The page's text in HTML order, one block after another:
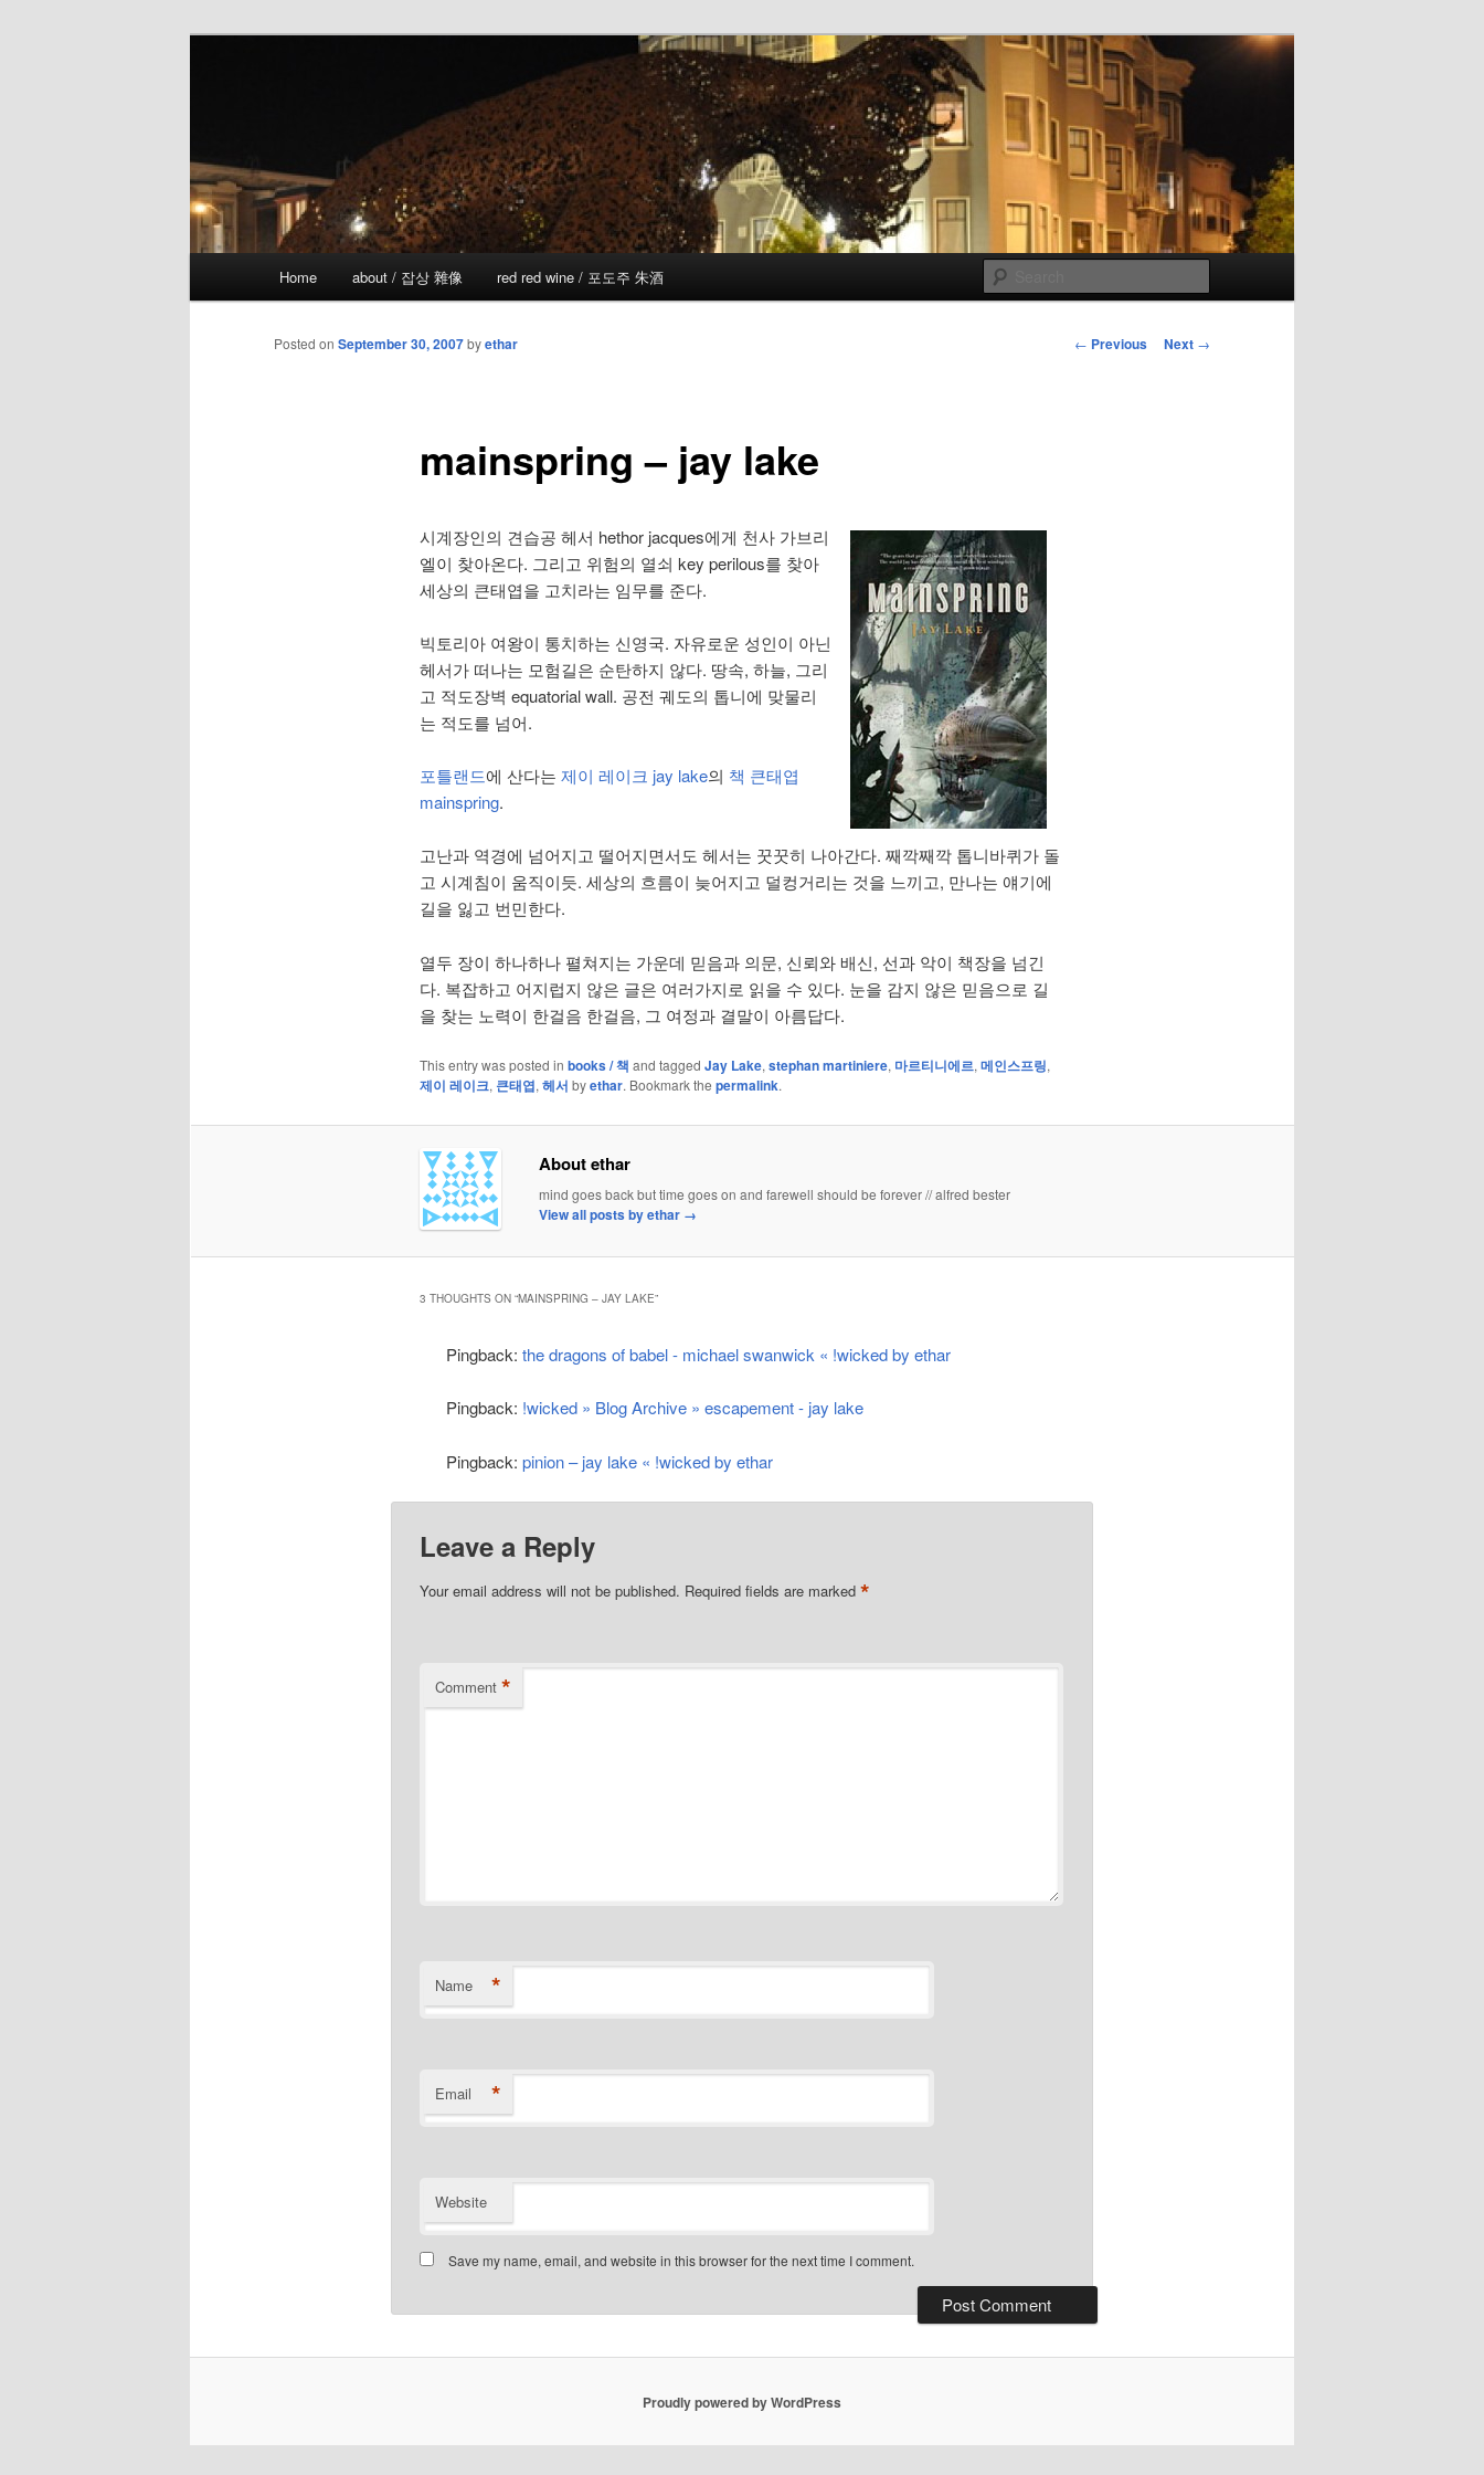
Home about / 잡상 雜像 red red wine / 포도주 朱酒
Post
← Previous Next →
mainspring – jay lake
Posted on September 30, 2007byethar
시계장인의 견습공 헤서 hethor jacques에게 천사 가브리
엘이 찾아온다. 그리고 위험의 열쇠 key perilous를 찾아
세상의 큰태엽을 고치라는 임무를 준다.
빅토리아 여왕이 통치하는 신영국. 자유로운 성인이 아닌
헤서가 떠나는 모험길은 순탄하지 않다. 땅속, 하늘, 그리
고 적도장벽 equatorial wall. 공전 궤도의 톱니에 맞물리
는 적도를 넘어.
포틀랜드에 산다는 제이 레이크 jay lake의 책 큰태엽
mainspring.
고난과 역경에 넘어지고 떨어지면서도 헤서는 꿋꿋히 나아간다. 째깍째깍 톱니바퀴가 돌
고 시계침이 움직이듯. 세상의 흐름이 늦어지고 덜컹거리는 것을 느끼고, 만나는 얘기에
길을 잃고 번민한다.
열두 장이 하나하나 펼쳐지는 가운데 믿음과 의문, 신뢰와 배신, 선과 악이 책장을 넘긴
다. 복잡하고 어지럽지 않은 글은 여러가지로 읽을 수 있다. 눈을 감지 않은 믿음으로 길
을 찾는 노력이 한걸음 한걸음, 그 여정과 결말이 아름답다.
This entry was posted in books / 책 and tagged Jay Lake, stephan martiniere, 마르티니에르, 메인스프링,
제이 레이크, 큰태엽, 헤서 byethar. Bookmark the permalink.
About ethar
mind goes back but time goes on and farewell should be forever // alfred bester
View all posts by ethar →
3 THOUGHTS ON “MAINSPRING – JAY LAKE”
Pingback:the dragons of babel - michael swanwick « !wicked by ethar
Pingback: !wicked » Blog Archive » escapement - jay lake
Pingback:pinion – jay lake « !wicked by ethar
Leave a Reply
Your email address will not be published. Required fields are marked *
Comment *
Name *
Email *
Website
Save my name, email, and website in this browser for the next time I comment.
Proudly powered by WordPress